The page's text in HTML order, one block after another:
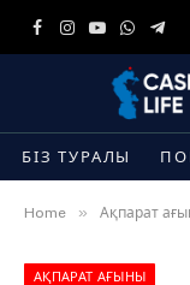
Facebook
Instagram
YouTube
БІЗ ТУРАЛЫ
Home » Ақпарат
АҚПАРАТ АҒЫНЫ